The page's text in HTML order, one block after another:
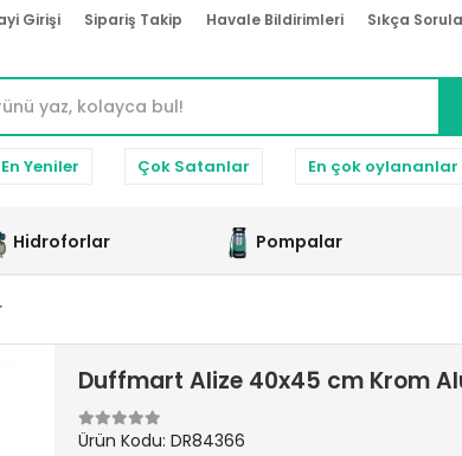
Girişi Sipariş Takip Havale Bildirimleri Sıkça
En Yeniler Çok Satanlar En çok oylananlar
Hidroforlar Pompalar
Duffmart Alize 40x45 cm Krom
Ürün Kodu: DR84366